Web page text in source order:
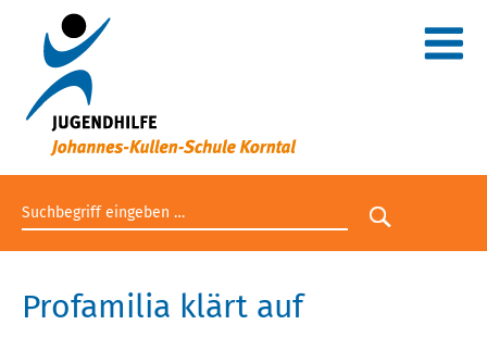
Suchbegriff eingeben
Suche
Profamilia klärt auf